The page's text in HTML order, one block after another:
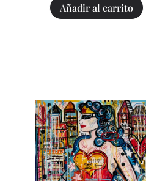
Añadir al carrito